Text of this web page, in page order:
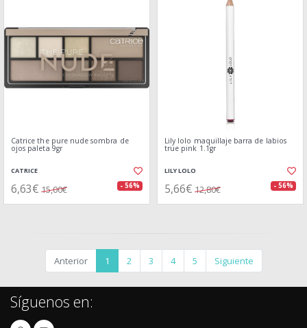
Catrice the pure nude sombra de
ojos paleta 9gr
CATRICE
6,63€ 15,00€ - 56%
Lily lolo maquillaje barra de labios
true pink 1.1gr
LILY LOLO
5,66€ 12,80€ - 56%
Anterior 1 2 3 4 5 Siguiente
Síguenos en: